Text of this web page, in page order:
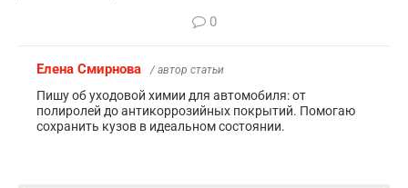
0
Елена Смирнова / автор статьи
Пишу об уходовой химии для автомобиля: от
полиролей до антикоррозийных покрытий. Помогаю
сохранить кузов в идеальном состоянии.